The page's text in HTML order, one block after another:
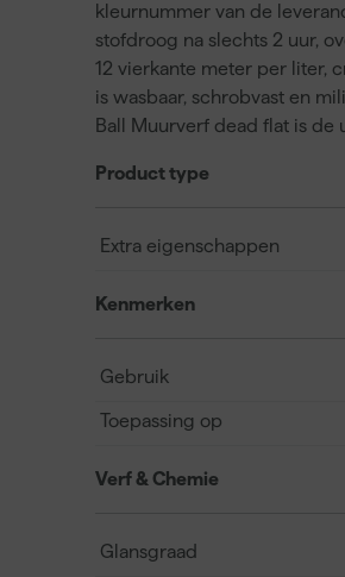
kleurnummer van de
stofdroog na slechts 2 uur,
12 vierkante meter per liter,
is wasbaar, schrobvast en
Ball Muurverf dead flat is
Product type
Extra eigenschappen
Kenmerken
Gebruik
Toepassing op
Verf & Chemie
Glansgraad